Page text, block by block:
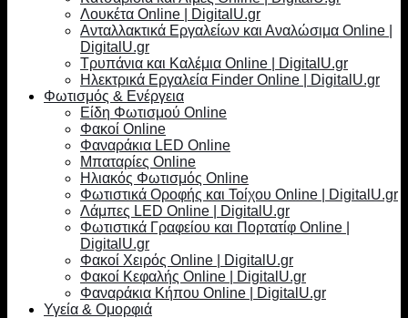
Λουκέτα Online | DigitalU.gr
Ανταλλακτικά Εργαλείων και Αναλώσιμα Online |
DigitalU.gr
Τρυπάνια και Καλέμια Online | DigitalU.gr
Ηλεκτρικά Εργαλεία Finder Online | DigitalU.gr
Φωτισμός & Ενέργεια
Είδη Φωτισμού Online
Φακοί Online
Φαναράκια LED Online
Μπαταρίες Online
Ηλιακός Φωτισμός Online
Φωτιστικά Οροφής και Τοίχου Online | DigitalU.gr
Λάμπες LED Online | DigitalU.gr
Φωτιστικά Γραφείου και Πορτατίφ Online |
DigitalU.gr
Φακοί Χειρός Online | DigitalU.gr
Φακοί Κεφαλής Online | DigitalU.gr
Φαναράκια Κήπου Online | DigitalU.gr
Υγεία & Ομορφιά